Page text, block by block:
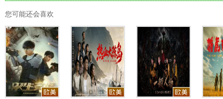
您可能还会喜欢